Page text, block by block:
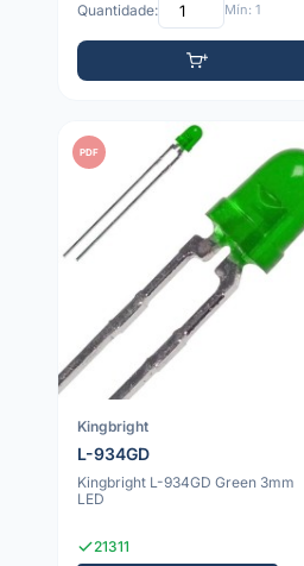
Quantidade: Mín: 1
PDF
Kingbright
L-934GD
Kingbright L-934GD Green 3mm
LED
21311